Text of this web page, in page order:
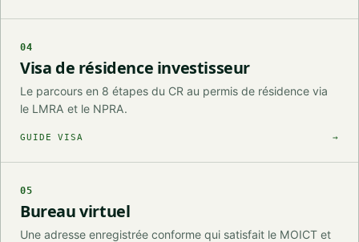
04
Visa de résidence investisseur
Le parcours en 8 étapes du CR au permis de résidence via
le LMRA et le NPRA.
GUIDE VISA →
05
Bureau virtuel
Une adresse enregistrée conforme qui satisfait le MOICT et